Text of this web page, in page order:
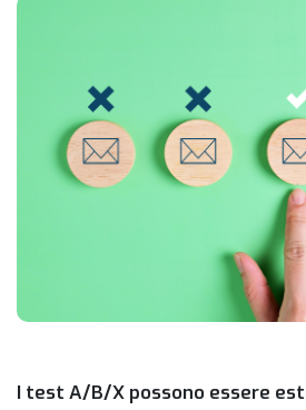
I test A/B/X possono essere